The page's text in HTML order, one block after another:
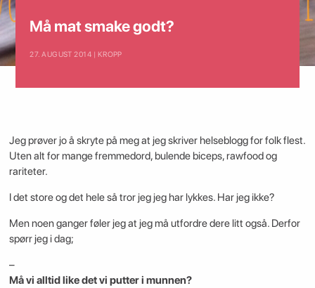
Må mat smake godt?
27. AUGUST 2014 | KROPP
Jeg prøver jo å skryte på meg at jeg skriver helseblogg for folk flest.
Uten alt for mange fremmedord, bulende biceps, rawfood og
rariteter.
I det store og det hele så tror jeg jeg har lykkes. Har jeg ikke?
Men noen ganger føler jeg at jeg må utfordre dere litt også. Derfor
spørr jeg i dag;
–
Må vi alltid like det vi putter i munnen?